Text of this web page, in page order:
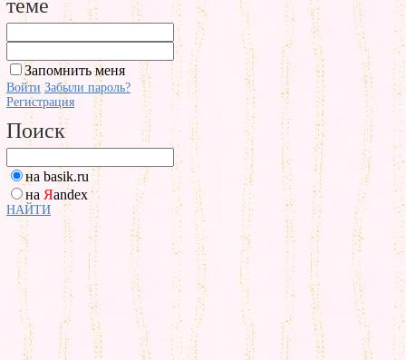
теме
Запомнить меня
Войти Забыли пароль?
Регистрация
Поиск
на basik.ru
на Яandex
НАЙТИ